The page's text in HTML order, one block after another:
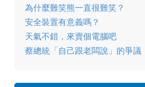
為什麼難笑熊一直很難笑？
安全裝置有意義嗎？
天氣不錯，來賣個電腦吧
蔡總統「自己跟老闆說」的爭議